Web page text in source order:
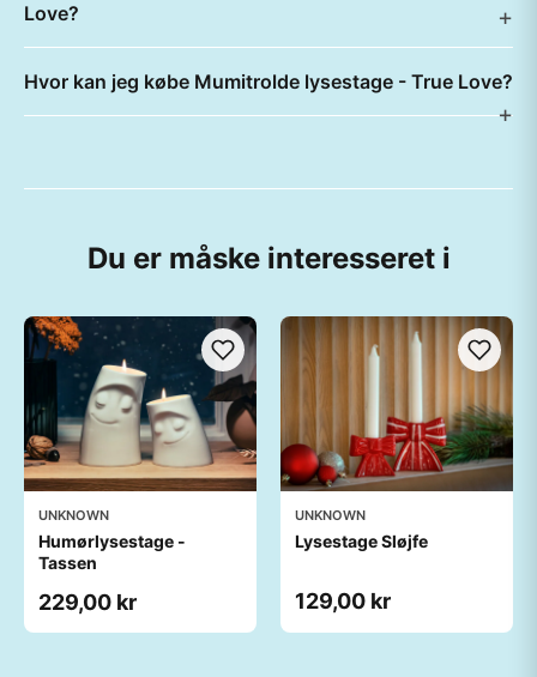
Love?
Hvor kan jeg købe Mumitrolde lysestage - True Love?
Du er måske interesseret i
UNKNOWN
Humørlysestage -
Tassen
229,00 kr
UNKNOWN
Lysestage Sløjfe
129,00 kr